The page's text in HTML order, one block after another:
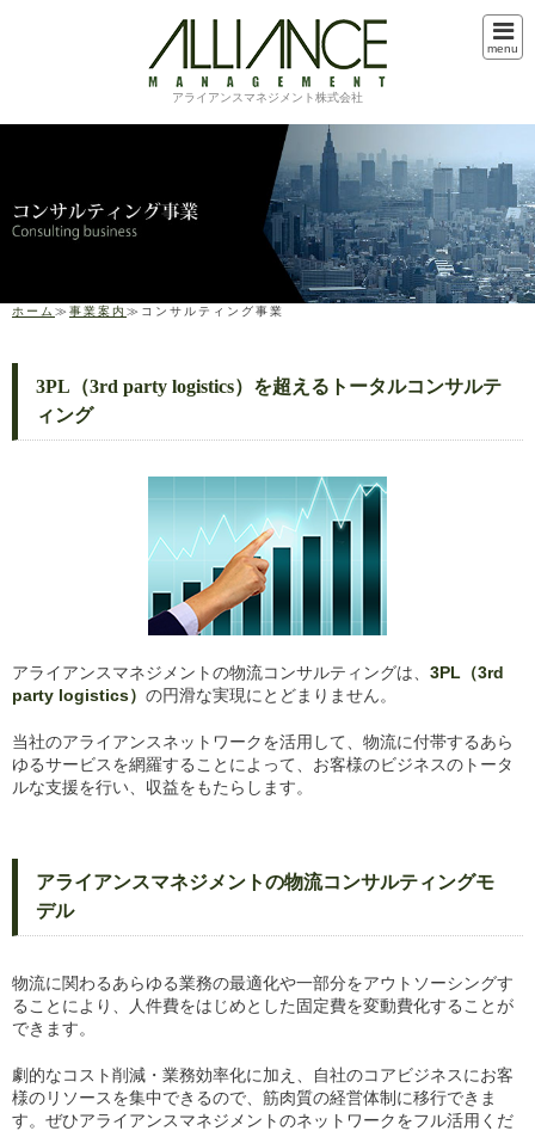
アライアンスマネジメント株式会社
menu
ホーム ≫ 事業案内 ≫コンサルティング事業
3PL（3rd party logistics）を超えるトータルコンサルテ
ィング
アライアンスマネジメントの物流コンサルティングは、 3PL（3rd
party logistics） の円滑な実現にとどまりません。
当社のアライアンスネットワークを活用して、物流に付帯するあら
ゆるサービスを網羅することによって、お客様のビジネスのトータ
ルな支援を行い、収益をもたらします。
アライアンスマネジメントの物流コンサルティングモ
デル
物流に関わるあらゆる業務の最適化や一部分をアウトソーシングす
ることにより、人件費をはじめとした固定費を変動費化することが
できます。
劇的なコスト削減・業務効率化に加え、自社のコアビジネスにお客
様のリソースを集中できるので、筋肉質の経営体制に移行できま
す。ぜひアライアンスマネジメントのネットワークをフル活用くだ